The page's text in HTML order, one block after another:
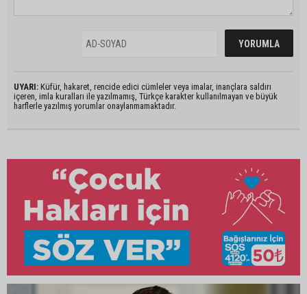
UYARI: Küfür, hakaret, rencide edici cümleler veya imalar, inançlara saldırı
içeren, imla kuralları ile yazılmamış, Türkçe karakter kullanılmayan ve büyük
harflerle yazılmış yorumlar onaylanmamaktadır.